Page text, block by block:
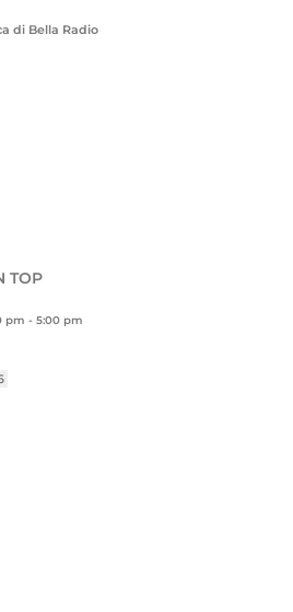
di Bella Radio
TOP
pm - 5:00 pm